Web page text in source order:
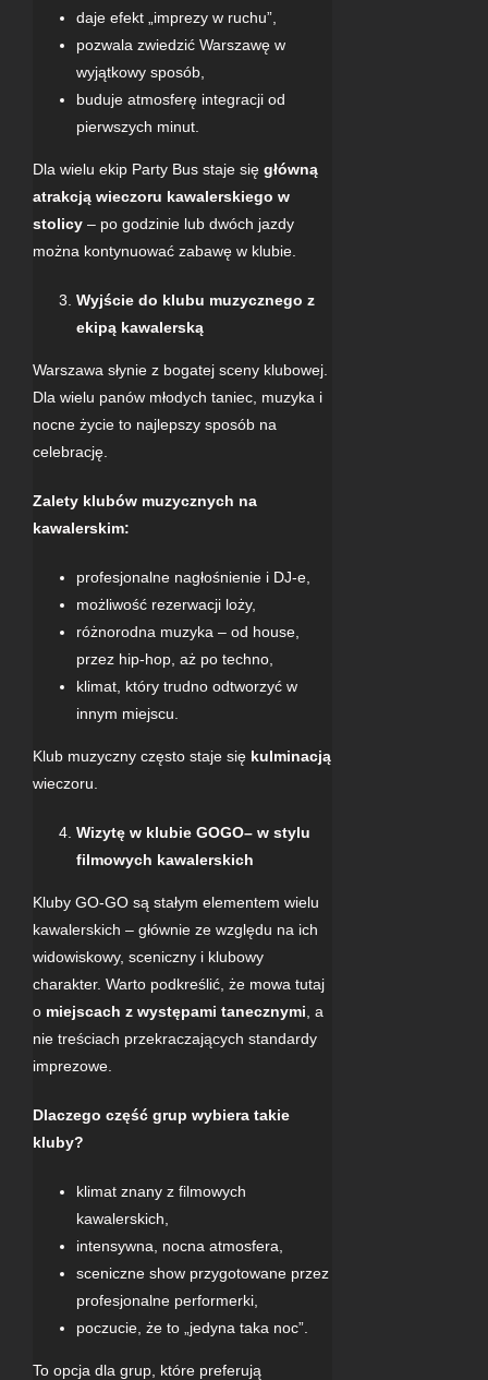
daje efekt „imprezy w ruchu”,
pozwala zwiedzić Warszawę w
wyjątkowy sposób,
buduje atmosferę integracji od
pierwszych minut.
Dla wielu ekip Party Bus staje się główną
atrakcją wieczoru kawalerskiego w
stolicy – po godzinie lub dwóch jazdy
można kontynuować zabawę w klubie.
Wyjście do klubu muzycznego z
ekipą kawalerską
Warszawa słynie z bogatej sceny klubowej.
Dla wielu panów młodych taniec, muzyka i
nocne życie to najlepszy sposób na
celebrację.
Zalety klubów muzycznych na
kawalerskim:
profesjonalne nagłośnienie i DJ-e,
możliwość rezerwacji loży,
różnorodna muzyka – od house
przez hip-hop, aż po techno,
klimat, który trudno odtworzyć w
innym miejscu.
Klub muzyczny często staje się kulminacją
wieczoru.
Wizytę w klubie GOGO– w stylu
filmowych kawalerskich
Kluby GO-GO są stałym elementem wielu
kawalerskich – głównie ze względu na ich
widowiskowy, sceniczny i klubowy
charakter. Warto podkreślić, że mowa tutaj
o miejscach z występami tanecznymi , a
nie treściach przekraczających standardy
imprezowe.
Dlaczego część grup wybiera takie
kluby?
klimat znany z filmowych
kawalerskich,
intensywna, nocna atmosfera,
sceniczne show przygotowane przez
profesjonalne performerki,
poczucie, że to „jedyna taka noc”.
To opcja dla grup, które preferują